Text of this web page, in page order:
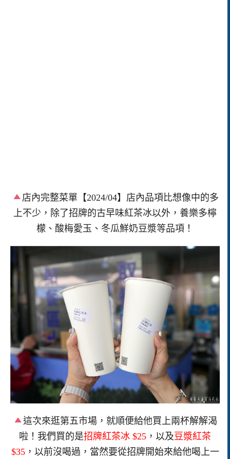
店內完整菜單【2024/04】店內品項比想像中的多
上不少，除了招牌的古早味紅茶冰以外，養樂多檸
檬、酸梅愛玉、冬瓜鮮奶豆漿等品項！
這次來逛第五市場，就順便給他買上兩杯解解渴
啦！我們買的是招牌紅茶冰 $25 ，以及豆漿紅茶
$35，以前沒喝過，當然要從招牌開始來給他喝上一